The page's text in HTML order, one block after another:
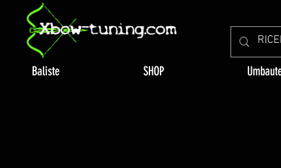
Baliste SHOP